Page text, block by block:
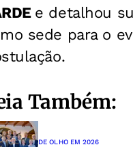
e detalhou
sede para o
Também:
DE OLHO EM 2026